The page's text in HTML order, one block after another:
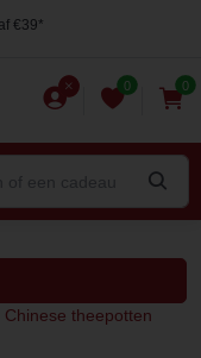
€39*
0 0
Chinese theepotten